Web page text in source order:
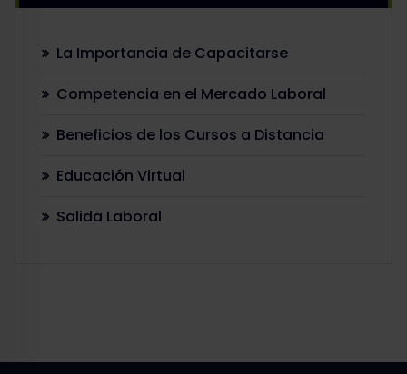
La Importancia de Capacitarse
Competencia en el Mercado Laboral
Beneficios de los Cursos a Distancia
Educación Virtual
Salida Laboral